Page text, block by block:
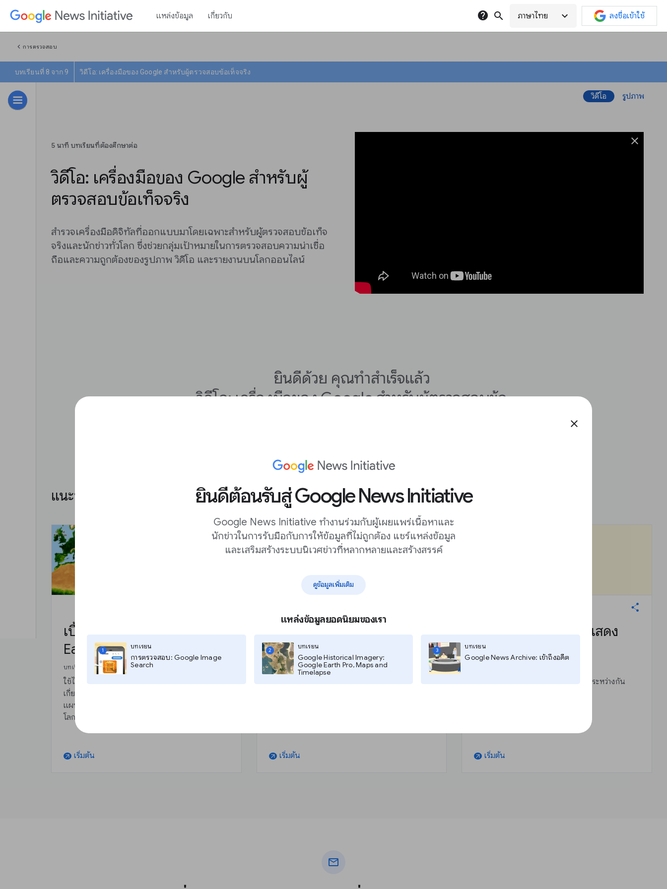
แหล่งข้อมูล เกี่ยวกับ help search ภาษาไทย expand_more ลงชื่อเข้าใช้
close
ยินดีต้อนรับสู่ Google News Initiative
Google News Initiative ทำงานร่วมกับผู้เผยแพร่เนื้อหาและ
นักข่าวในการรับมือกับการให้ข้อมูลที่ไม่ถูกต้อง แชร์แหล่งข้อมูล
และเสริมสร้างระบบนิเวศข่าวที่หลากหลายและสร้างสรรค์
ดูข้อมูลเพิ่มเติม
แหล่งข้อมูลยอดนิยมของเรา
1
บทเรียน
การตรวจสอบ: Google Image
Search
2
บทเรียน
Google Historical Imagery:
Google Earth Pro, Maps and
Timelapse
3
บทเรียน
Google News Archive: เข้าถึงอดีต
chevron_left การตรวจสอบ
บทเรียนที่ 8 จาก 9 วิดีโอ: เครื่องมือของ Google สำหรับผู้ตรวจสอบข้อเท็จจริง
วิดีโอ รูปภาพ
close
5 นาที บทเรียนที่ต้องศึกษาต่อ
วิดีโอ: เครื่องมือของ Google สำหรับผู้
ตรวจสอบข้อเท็จจริง
สำรวจเครื่องมือดิจิทัลที่ออกแบบมาโดยเฉพาะสำหรับผู้ตรวจสอบข้อเท็จ
จริงและนักข่าวทั่วโลก ซึ่งช่วยกลุ่มเป้าหมายในการตรวจสอบความน่าเชื่อ
ถือและความถูกต้องของรูปภาพ วิดีโอ และรายงานบนโลกออนไลน์
ยินดีด้วย คุณทำสำเร็จแล้ว
วิดีโอ: เครื่องมือของ Google สำหรับผู้ตรวจสอบข้อ
แนะนำสำหรับคุณ
เบื้องต้นเกี่ยวกับ Google
Earth Engine
บทเรียน
ใช้ไลบรารี่ภาพถ่ายดาวเทียมขนาดยักษ์และชุดข้อมูลที่
เกี่ยวข้องเพื่อตรวจหาการเปลี่ยนแปลง แนวโน้มจาก
แผนที่และการเปรียบเทียบความแตกต่างบนพื้นผิว
โลก
arrow_outward เริ่มต้น
และมีความหลากหลาย
บทเรียน
arrow_outward เริ่มต้น
Google My Maps: แสดง
เรื่องราวที่เกิดขึ้น
ให้ข้อความที่สำคัญด้วยการสร้างแผนที่ระหว่างกัน
arrow_outward เริ่มต้น
mail